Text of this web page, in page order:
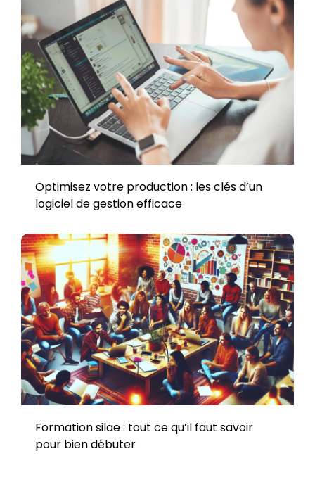
Optimisez votre production : les clés d’un
logiciel de gestion efficace
Formation silae : tout ce qu’il faut savoir
pour bien débuter